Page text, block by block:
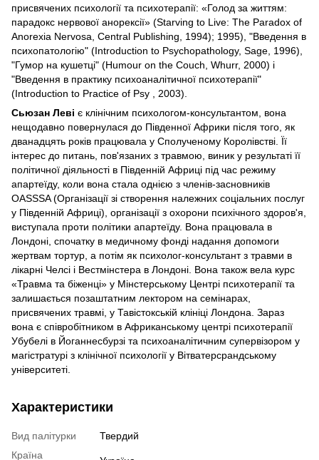
присвячених психології та психотерапії: «Голод за життям:
парадокс нервової анорексії» (Starving to Live: The Paradox of
Anorexia Nervosa, Central Publishing, 1994); 1995), "Введення в
психопатологію" (Introduction to Psychopathology, Sage, 1996),
"Гумор на кушетці" (Humour on the Couch, Whurr, 2000) і
"Введення в практику психоаналітичної психотерапії"
(Introduction to Practice of Psy , 2003).
Сьюзан Леві є клінічним психологом-консультантом, вона
нещодавно повернулася до Південної Африки після того, як
дванадцять років працювала у Сполученому Королівстві. Її
інтерес до питань, пов'язаних з травмою, виник у результаті її
політичної діяльності в Південній Африці під час режиму
апартеїду, коли вона стала однією з членів-засновників
OASSSA (Організації зі створення належних соціальних послуг
у Південній Африці), організації з охорони психічного здоров'я,
виступала проти політики апартеїду. Вона працювала в
Лондоні, спочатку в медичному фонді надання допомоги
жертвам тортур, а потім як психолог-консультант з травми в
лікарні Челсі і Вестмінстера в Лондоні. Вона також вела курс
«Травма та біженці» у Мінстерському Центрі психотерапії та
залишається позаштатним лектором на семінарах,
присвячених травмі, у Тавістокській клініці Лондона. Зараз
вона є співробітником в Африканському центрі психотерапії
Убубелі в Йоганнесбурзі та психоаналітичним супервізором у
магістратурі з клінічної психології у Вітватерсрандському
університеті.
Характеристики
Вид палітурки
Твердий
Країна